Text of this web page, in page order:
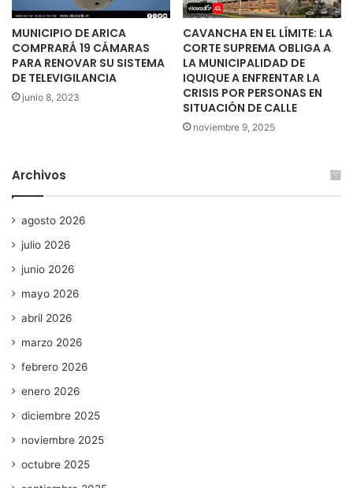
MUNICIPIO DE ARICA
COMPRARÁ 19 CÁMARAS
PARA RENOVAR SU SISTEMA
DE TELEVIGILANCIA
junio 8, 2023
CAVANCHA EN EL LÍMITE: LA
CORTE SUPREMA OBLIGA A
LA MUNICIPALIDAD DE
IQUIQUE A ENFRENTAR LA
CRISIS POR PERSONAS EN
SITUACIÓN DE CALLE
noviembre 9, 2025
Archivos
agosto 2026
julio 2026
junio 2026
mayo 2026
abril 2026
marzo 2026
febrero 2026
enero 2026
diciembre 2025
noviembre 2025
octubre 2025